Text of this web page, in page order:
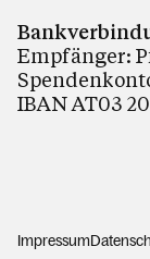
Empfänger:
IBAN AT03
Impressum